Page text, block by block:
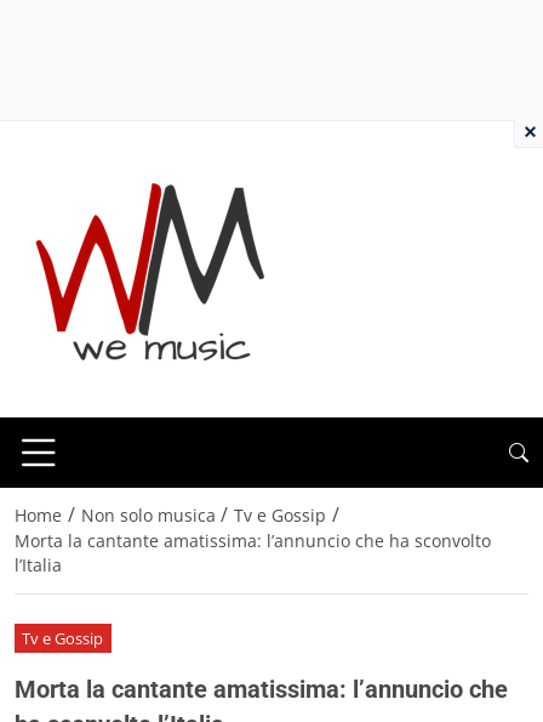
Home / Non solo musica / Tv e Gossip /
Morta la cantante amatissima: l’annuncio che ha sconvolto
l’Italia
Tv e Gossip
Morta la cantante amatissima: l’annuncio che
×